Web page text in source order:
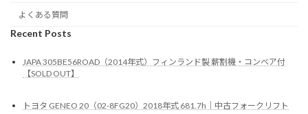
よくある質問
Recent Posts
JAPA 305BE56ROAD（2014年式）フィンランド製 薪割機・コンベア付
【SOLD OUT】
トヨタ GENEO 20（02-8FG20）2018年式 681.7h｜中古フォークリフト